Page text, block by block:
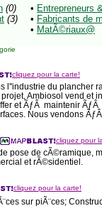
(0)
(3)
• Entrepreneurs
• Fabricants de
• MatÃ©riaux@
cliquez pour la carte!
l''industrie du plancher
Ambiosol vend et
et ÃƒÂ maintenir
Nous vendons
cliquez pour
pose de cÃ©ramique,
et rÃ©sidentiel.
cliquez pour la carte!
sur piÃ¨ces;